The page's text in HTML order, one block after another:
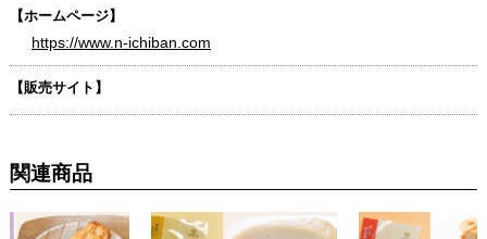
【ホームページ】
https://www.n-ichiban.com
【販売サイト】
関連商品